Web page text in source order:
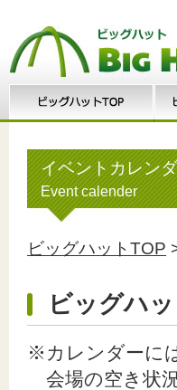
イベントカレン
Event calender
ビッグハットTOP
ビッグハ
※カレンダーに
会場の空き状